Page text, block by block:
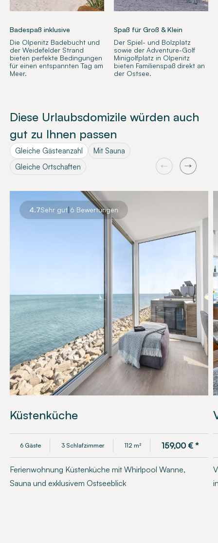
Badespaß inklusive
Die Olpenitz Badebucht und
der Weidefelder Strand
bieten perfekte Bedingungen
für einen entspannten Tag am
Meer.
Spaß für Groß & Klein
Der Spiel- und Bolzplatz
sowie der Adventure-Golf
Minigolfplatz in Olpenitz
bieten Familienspaß direkt an
der Ostsee.
Diese Urlaubsdomizile würden auch
gut zu Ihnen passen
Gleiche Gästeanzahl
Mit Sauna
Gleiche Ortschaften
4.7Sehr gut|6 Bewertungen
Küstenküche
6 Gäste 3 Schlafzimmer 112 m² 159,00 €*
Ferienwohnung Küstenküche mit Whirlpool Wanne,
Sauna und exklusivem Ostseeblick